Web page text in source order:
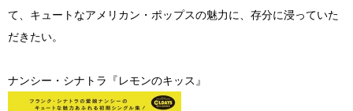
て、キュートなアメリカン・ポップスの魅力に、存分に浸っていた
だきたい。
ナンシー・シナトラ『レモンのキッス』